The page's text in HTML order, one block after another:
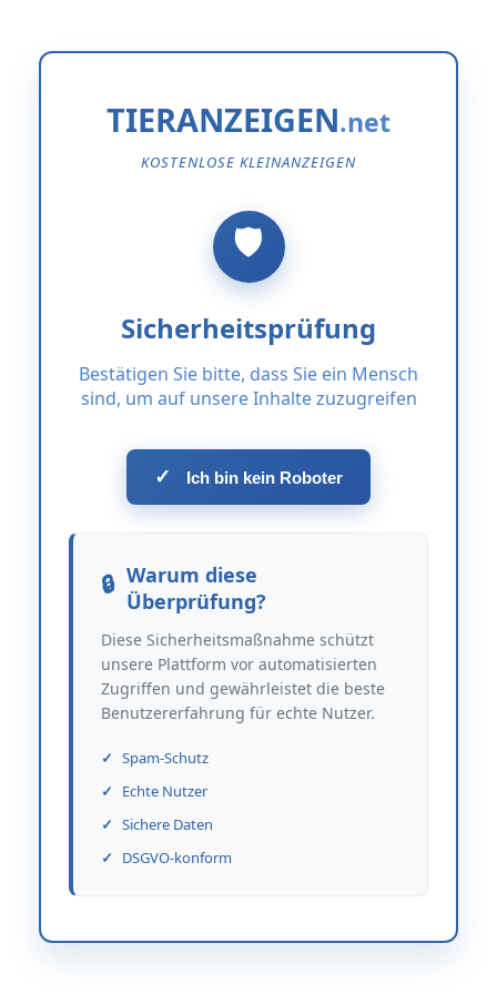
TIERANZEIGEN
KOSTENLOSE KLEINANZEIGEN
Sicherheitsprüfung
Bestätigen Sie bitte, dass Sie ein Mensch
sind, um auf unsere Inhalte zuzugreifen
✓ Ich bin kein Roboter
Warum diese
Überprüfung?
Diese Sicherheitsmaßnahme schützt
unsere Plattform vor automatisierten
Zugriffen und gewährleistet die beste
Benutzererfahrung für echte Nutzer.
Spam-Schutz
Echte Nutzer
Sichere Daten
DSGVO-konform